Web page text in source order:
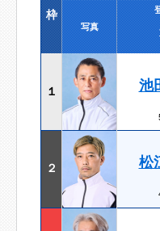
枠
写真
１
２